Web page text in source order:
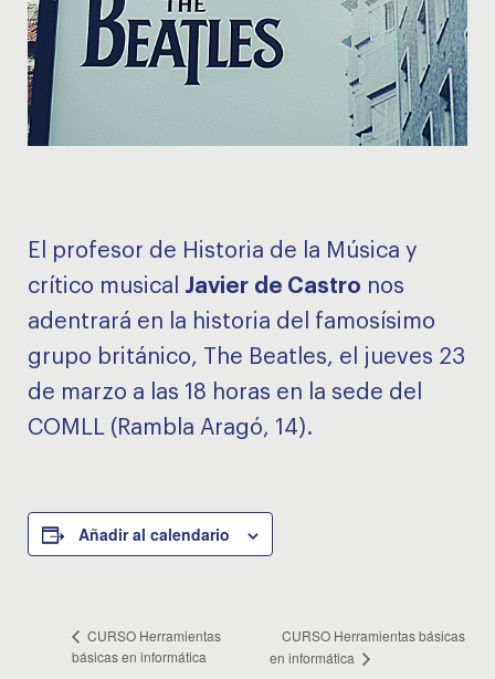
El profesor de Historia de la Música y
crítico musical Javier de Castro nos
adentrará en la historia del famosísimo
grupo británico, The Beatles, el jueves 23
de marzo a las 18 horas en la sede del
COMLL (Rambla Aragó, 14).
Añadir al calendario
CURSO Herramientas
básicas en informática
CURSO Herramientas básicas
en informática